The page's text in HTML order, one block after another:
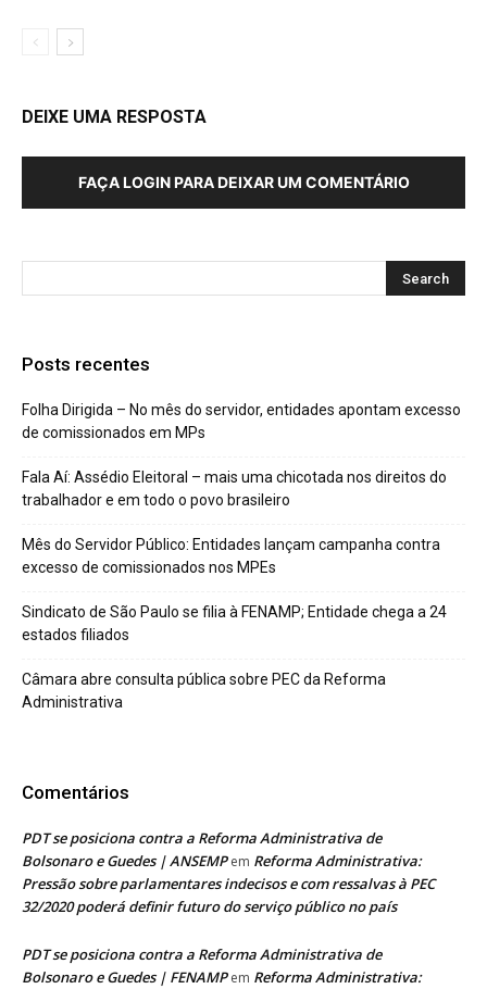
DEIXE UMA RESPOSTA
FAÇA LOGIN PARA DEIXAR UM COMENTÁRIO
Posts recentes
Folha Dirigida – No mês do servidor, entidades apontam excesso
de comissionados em MPs
Fala Aí: Assédio Eleitoral – mais uma chicotada nos direitos do
trabalhador e em todo o povo brasileiro
Mês do Servidor Público: Entidades lançam campanha contra
excesso de comissionados nos MPEs
Sindicato de São Paulo se filia à FENAMP; Entidade chega a 24
estados filiados
Câmara abre consulta pública sobre PEC da Reforma
Administrativa
Comentários
PDT se posiciona contra a Reforma Administrativa de
Bolsonaro e Guedes | ANSEMPem Reforma Administrativa:
Pressão sobre parlamentares indecisos e com ressalvas à PEC
32/2020 poderá definir futuro do serviço público no país
PDT se posiciona contra a Reforma Administrativa de
Bolsonaro e Guedes | FENAMPem Reforma Administrativa: